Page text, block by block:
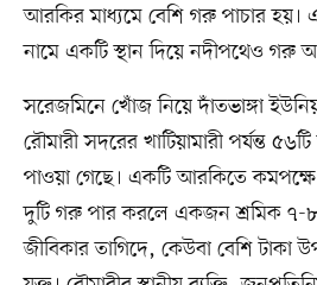
আরকির মাধ্যমে বেশি গরু পাচার হয়।
নামে একটি স্থান দিয়ে নদীপথেও গরু
সরেজমিনে খোঁজ নিয়ে দাঁতভাঙ্গা
রৌমারী সদরের খাটিয়ামারী পর্যন্ত
পাওয়া গেছে। একটি আরকিতে
দুটি গরু পার করলে একজন শ্রমিক ৭-৮
জীবিকার তাগিদে, কেউবা বেশি টাকা